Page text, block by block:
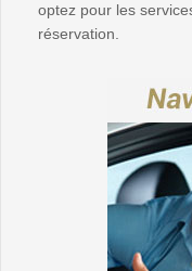
optez pour les
réservation.